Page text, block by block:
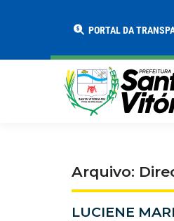
PORTAL DA
Arquivo:
LUCIENE